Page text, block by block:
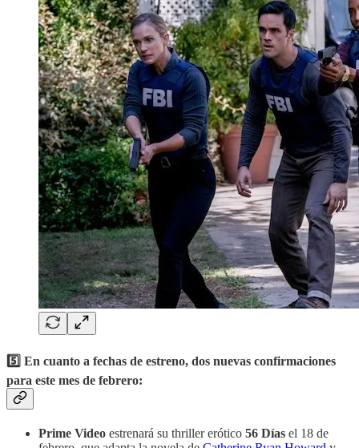
5️⃣ En cuanto a fechas de estreno, dos nuevas confirmaciones
para este mes de febrero:
Prime Video estrenará su thriller erótico 56 Días el 18 de